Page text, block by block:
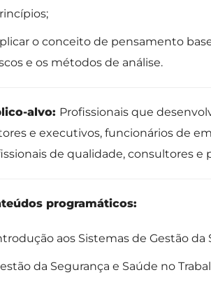
o conceito de pensamento
e os métodos de análise.
alvo: Profissionais que
e executivos, funcionários de
de qualidade, consultores e
programáticos:
aos Sistemas de Gestão da
da Segurança e Saúde no